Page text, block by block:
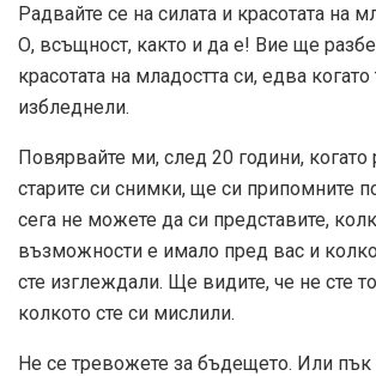
Радвайте се на силата и красотата на
О, всъщност, както и да е! Вие ще
красотата на младостта си, едва когато
избледнели.
Повярвайте ми, след 20 години, когато
старите си снимки, ще си припомните
сега не можете да си представите,
възможности е имало пред вас и
сте изглеждали. Ще видите, че не сте
колкото сте си мислили.
Не се тревожете за бъдещето. Или пък